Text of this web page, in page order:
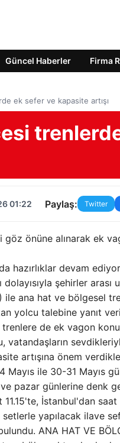
Güncel Haberler Firma
ek sefer ve kapasite artışı
01:22 Paylaş: Twitter
önüne alınarak ek
hazırlıklar devam
şehirler arası
ana hat ve bölgesel
yolcu talebine yanıt
de ek vagon
vatandaşların
artışına önem
Mayıs ile 30-31 Mayıs
pazar günlerine denk
İstanbul'dan
yapılacak ilave
ANA HAT VE